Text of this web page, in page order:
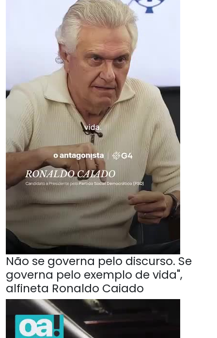
Não se governa pelo discurso. Se
governa pelo exemplo de vida",
alfineta Ronaldo Caiado